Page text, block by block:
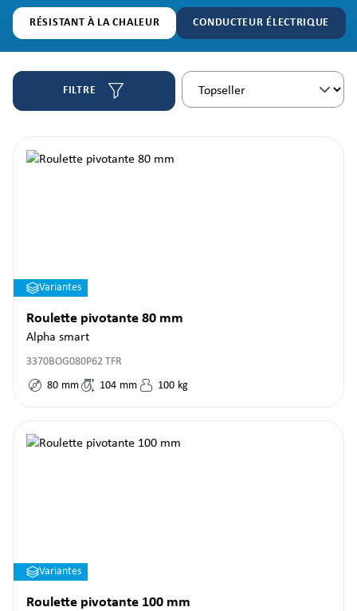
RÉSISTANT À LA CHALEUR CONDUCTEUR ÉLECTRIQUE
FILTRE
Variantes
Roulette pivotante 80 mm
Alpha smart
3370BOG080P62 TFR
80 mm 104 mm 100 kg
Variantes
Roulette pivotante 100 mm